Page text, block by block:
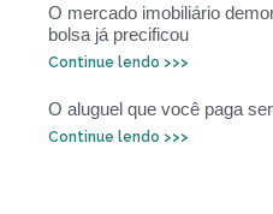
O mercado imobiliário
bolsa já precificou
Continue lendo >>>
O aluguel que você paga
Continue lendo >>>